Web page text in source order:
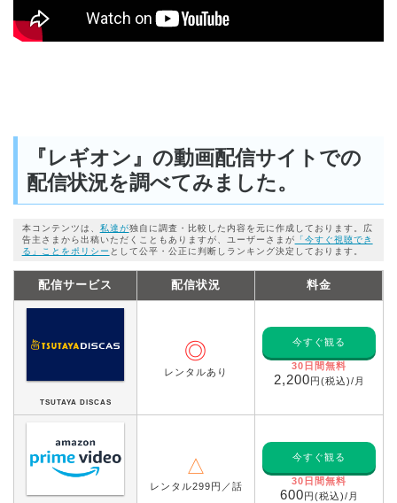
『レギオン』の動画配信サイトでの
配信状況を調べてみました。
本コンテンツは、 私達が独自に調査・比較した内容を元に作成しております。広
告主さまから出稿いただくこともありますが、ユーザーさまが 「今すぐ視聴でき
る」ことをポリシー として公平・公正に判断しランキング決定しております。
配信サービス 配信状況 料金
TSUTAYA DISCAS
◎
レンタルあり
今すぐ観る
30日間無料
2,200円(税込)/月
△
レンタル299円／話
今すぐ観る
30日間無料
600円(税込)/月